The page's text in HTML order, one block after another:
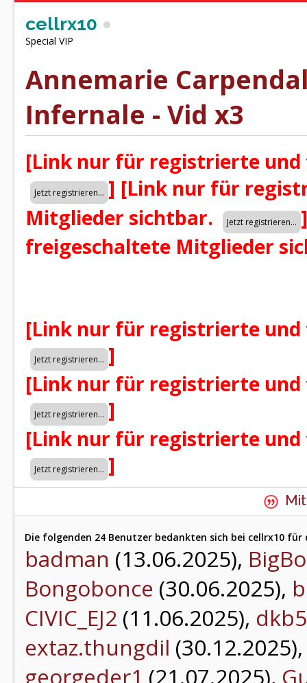
cellrx10
Special VIP
Annemarie
Infernale - Vid x3
[Link nur für registrierte
] [Link nur für
Mitglieder sichtbar.
]
freigeschaltete Mitglieder
[Link nur für registrierte
]
[Link nur für registrierte
]
[Link nur für registrierte
]
Die folgenden 24 Benutzer bedankten sich bei cellrx10 für
badman (13.06.2025),
Bongobonce (30.06.2025),
CIVIC_EJ2 (11.06.2025),
extaz.thungdil
georgeder1 (21.07.2025),